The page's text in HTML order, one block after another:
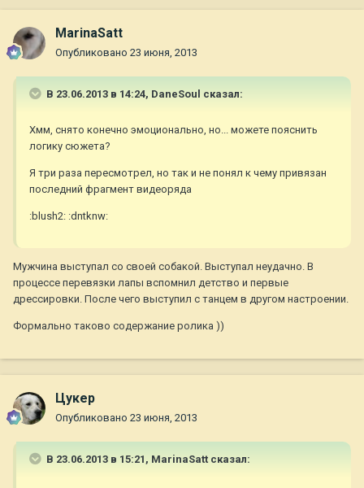
MarinaSatt
Опубликовано 23 июня, 2013
В 23.06.2013 в 14:24, DaneSoul сказал:
Хмм, снято конечно эмоционально, но... можете пояснить
логику сюжета?
Я три раза пересмотрел, но так и не понял к чему привязан
последний фрагмент видеоряда
:blush2: :dntknw:
Мужчина выступал со своей собакой. Выступал неудачно. В
процессе перевязки лапы вспомнил детство и первые
дрессировки. После чего выступил с танцем в другом настроении.
Формально таково содержание ролика ))
Цукер
Опубликовано 23 июня, 2013
В 23.06.2013 в 15:21, MarinaSatt сказал: